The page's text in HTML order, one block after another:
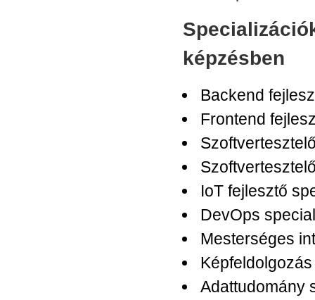
képzésben
Backend
Frontend
IoT fejlesztő
DevOps
Mesterséges
Adattudomány